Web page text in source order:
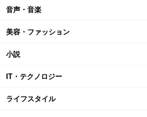
音声・音楽
美容・ファッション
小説
IT・テクノロジー
ライフスタイル